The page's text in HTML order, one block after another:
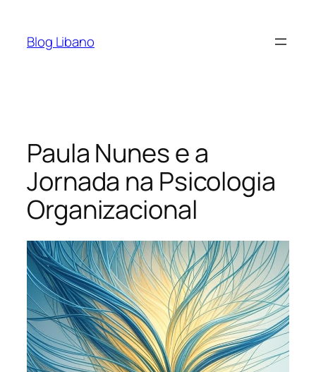
Blog Libano
Paula Nunes e a
Jornada na Psicologia
Organizacional